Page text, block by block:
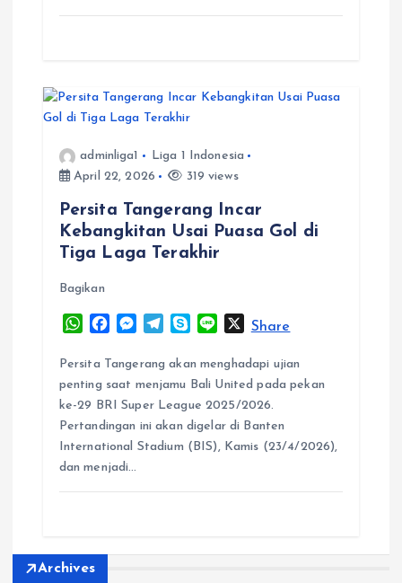
adminliga1
Liga 1 Indonesia
April 22, 2026
319 views
Persita Tangerang Incar
Kebangkitan Usai Puasa Gol di
Tiga Laga Terakhir
Bagikan
W
a
t
s
A
p
p
c
e
b
o
o
k
M
s
s
e
n
g
l
e
g
r
a
y
p
e
n
e
XShare
Persita Tangerang akan menghadapi ujian
penting saat menjamu Bali United pada pekan
ke-29 BRI Super League 2025/2026.
Pertandingan ini akan digelar di Banten
International Stadium (BIS), Kamis (23/4/2026),
dan menjadi…
Archives